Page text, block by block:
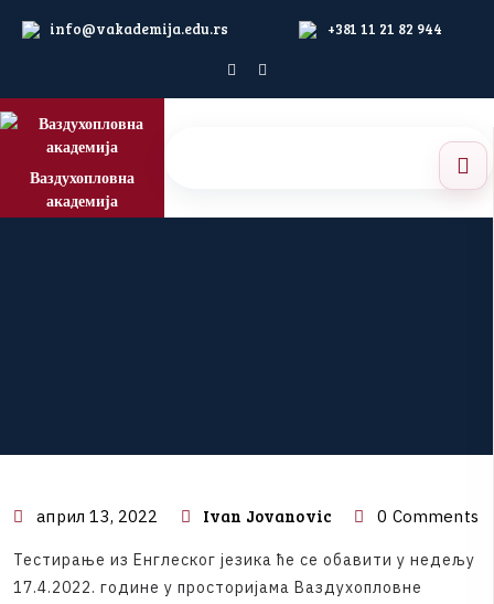
info@vakademija.edu.rs +381 11 21 82 944
Ваздухопловна
академија
април 13, 2022 Ivan Jovanovic 0 Comments
Тестирање из Енглеског језика ће се обавити у недељу
17.4.2022. године у просторијама Ваздухопловне